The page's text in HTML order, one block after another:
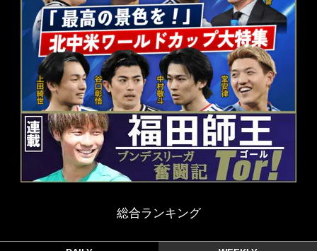
総合ランキング